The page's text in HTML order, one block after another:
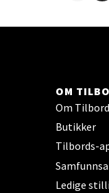
OM
Om
Butikker
Tilbords-
Ledige
- Strandtorget
Lillehammer